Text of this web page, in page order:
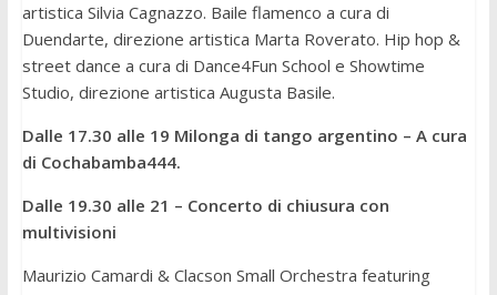
artistica Silvia Cagnazzo. Baile flamenco a cura di
Duendarte, direzione artistica Marta Roverato. Hip hop &
street dance a cura di Dance4Fun School e Showtime
Studio, direzione artistica Augusta Basile.
Dalle 17.30 alle 19 Milonga di tango argentino – A cura
di Cochabamba444.
Dalle 19.30 alle 21 – Concerto di chiusura con
multivisioni
Maurizio Camardi & Clacson Small Orchestra featuring